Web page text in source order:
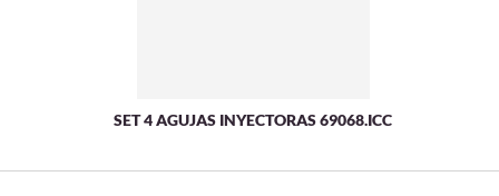
SET 4 AGUJAS INYECTORAS 69068.ICC